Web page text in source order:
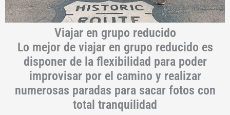
Viajar en grupo reducido
Lo mejor de viajar en grupo reducido es
disponer de la flexibilidad para poder
improvisar por el camino y realizar
numerosas paradas para sacar fotos con
total tranquilidad